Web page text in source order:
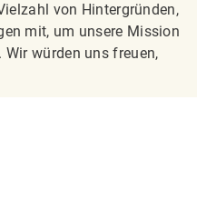
von Hintergründen,
mit, um unsere Mission
Wir würden uns freuen,